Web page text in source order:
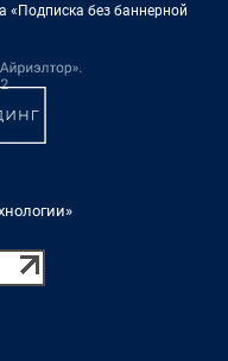
«Подписка без баннерной